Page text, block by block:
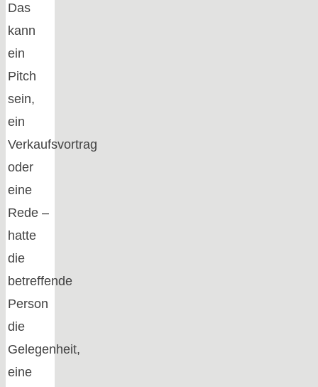
Das
kann
ein
Pitch
sein,
ein
Verkaufsvortrag
oder
eine
Rede –
hatte
die
betreffende
Person
die
Gelegenheit,
eine